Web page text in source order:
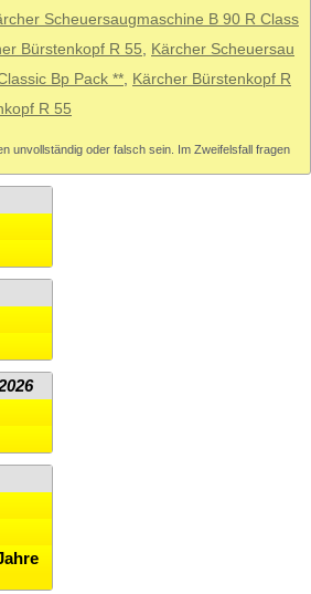
Scheuersaugmaschine B 90 R Class
Bürstenkopf R 55, Kärcher Scheuersau
Bp Pack **, Kärcher Bürstenkopf R
R 55
unvollständig oder falsch sein. Im Zweifelsfall fragen